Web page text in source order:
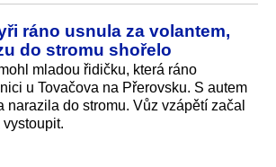
ráno usnula za volantem,
do stromu shořelo
mladou řidičku, která ráno
u Tovačova na Přerovsku. S autem
narazila do stromu. Vůz vzápětí začal
vystoupit.